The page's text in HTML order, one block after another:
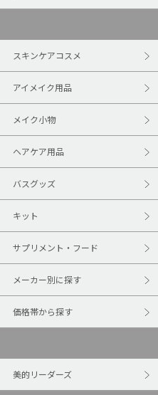
スキンケアコスメ
アイメイク用品
メイク小物
ヘアケア用品
バスグッズ
キット
サプリメント・フード
メーカー別に探す
価格帯から探す
美的リーダーズ